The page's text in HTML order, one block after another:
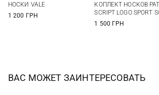
НОСКИ VALE
1 200 ГРН
КОПЛЕКТ НОСКОВ
SCRIPT LOGO SPORT
1 500 ГРН
ВАС МОЖЕТ ЗАИНТЕРЕСОВАТЬ